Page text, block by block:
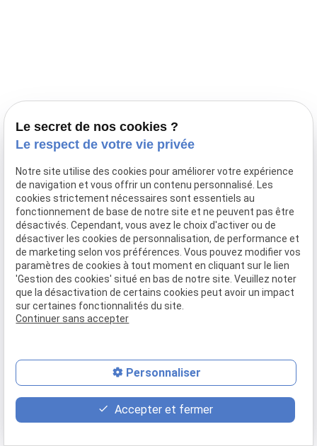
place
Plan d'accès
contact_page
Contact
phone
04 37 28 61 56
Le secret de nos cookies ?
Le respect de votre vie privée
Notre site utilise des cookies pour améliorer votre expérience
de navigation et vous offrir un contenu personnalisé. Les
cookies strictement nécessaires sont essentiels au
fonctionnement de base de notre site et ne peuvent pas être
désactivés. Cependant, vous avez le choix d'activer ou de
désactiver les cookies de personnalisation, de performance et
de marketing selon vos préférences. Vous pouvez modifier vos
paramètres de cookies à tout moment en cliquant sur le lien
'Gestion des cookies' situé en bas de notre site. Veuillez noter
que la désactivation de certains cookies peut avoir un impact
sur certaines fonctionnalités du site.
Continuer sans accepter
Personnaliser
Accepter et fermer